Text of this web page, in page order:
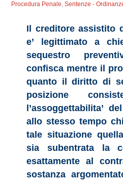
Procedura Penale,Sentenze -
Il creditore assistito
e’ legittimato a
sequestro
confisca mentre il
quanto il diritto di
posizione
l’assoggettabilita’
allo stesso tempo
tale situazione
sia subentrata la
esattamente al
sostanza